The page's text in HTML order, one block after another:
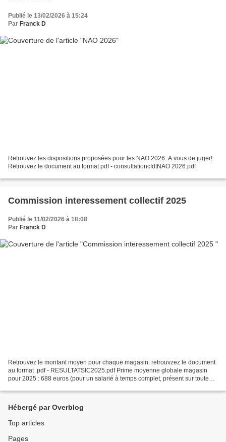
Publié le 13/02/2026 à 15:24
Par Franck D
Retrouvez les dispositions proposées pour les NAO 2026. A vous de juger!
Retrouvez le document au format pdf - consultationcfdtNAO 2026.pdf
Commission interessement collectif 2025
Publié le 11/02/2026 à 18:08
Par Franck D
Retrouvez le montant moyen pour chaque magasin: retrouvzez le document
au format .pdf - RESULTATSIC2025.pdf Prime moyenne globale magasin
pour 2025 : 688 euros (pour un salarié à temps complet, présent sur toute
Hébergé par Overblog
Top articles
Pages